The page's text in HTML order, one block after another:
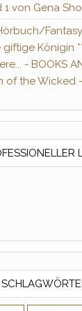
von Gena
Königin
- BOOKS
of the Wicked